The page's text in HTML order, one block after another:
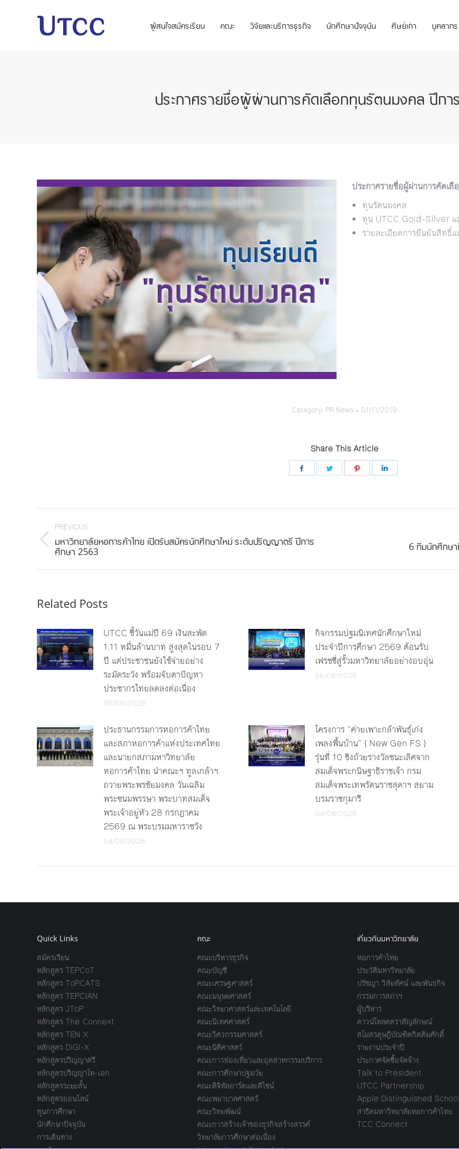
ผู้สนใจสมัครเรียน คณะ วิจัยและบริการธุรกิจ นักศึกษาปัจจุบัน ศิษย์เก่า บุคลากร
ประกาศรายชื่อผู้ผ่านการคัดเลือกทุนรัตนมงคล ปีก
ประกาศรายชื่อผู้ผ่านการคัดเ
ทุนรัตนมงคล
ทุน UTCC Gold-Silver
รายละเอียดการยืนยันสิทธิ์
Category: PR News 01/11/2019
Share This Article
Share
Share
Share
navigation
PREVIOUS
Previous
post:
มหาวิทยาลัยหอการค้าไทย เปิดรับสมัครนักศึกษาใหม่ ระดับปริญญาตรี ปีการ
ศึกษา 2563
6 ทีมนักศึกษ
Related Posts
UTCC ชี้วันแม่ปี 69 เงินสะพัด
1.11 หมื่นล้านบาท สูงสุดในรอบ 7
ปี แต่ประชาชนยังใช้จ่ายอย่าง
ระมัดระวัง พร้อมจับตาปัญหา
ประชากรไทยลดลงต่อเนื่อง
06/08/2026
กิจกรรมปฐมนิเทศนักศึกษาใหม่
ประจำปีการศึกษา 2569 ต้อนรับ
เฟรชชี่สู่รั้วมหาวิทยาลัยอย่างอบอุ่น
06/08/2026
ประธานกรรมการหอการค้าไทย
และสภาหอการค้าแห่งประเทศไทย
และนายกสภามหาวิทยาลัย
หอการค้าไทย นำคณะฯ ทูลเกล้าฯ
ถวายพระพรชัยมงคล วันเฉลิม
พระชนมพรรษา พระบาทสมเด็จ
พระเจ้าอยู่หัว 28 กรกฎาคม
2569 ณ พระบรมมหาราชวัง
04/08/2026
โครงการ “ค่ายเพาะกล้าพันธุ์เก่ง
เพลงพื้นบ้าน” ( New Gen FS )
รุ่นที่ 10 ชิงถ้วยรางวัลชนะเลิศจาก
สมเด็จพระกนิษฐาธิราชเจ้า กรม
สมเด็จพระเทพรัตนราชสุดาฯ สยาม
บรมราชกุมารี
04/08/2026
Quick Links
สมัครเรียน
หลักสูตร TEPCoT
หลักสูตร ToPCATS
หลักสูตร TEPCIAN
หลักสูตร JToP
หลักสูตร The Connext
หลักสูตร TEN X
หลักสูตร DIGI-X
หลักสูตรปริญญาตรี
หลักสูตรปริญญาโท-เอก
หลักสูตรระยะสั้น
หลักสูตรออนไลน์
ทุนการศึกษา
นักศึกษาปัจจุบัน
การเดินทาง
คณะ
คณะบริหารธุรกิจ
คณะบัญชี
คณะเศรษฐศาสตร์
คณะมนุษยศาสตร์
คณะวิทยาศาสตร์และเทคโนโลยี
คณะนิเทศศาสตร์
คณะวิศวกรรมศาสตร์
คณะนิติศาสตร์
คณะการท่องเที่ยวและอุตสาหกรรมบริการ
คณะการศึกษาปฐมวัย
คณะดิจิทัลอาร์ตและดีไซน์
คณะพยาบาลศาสตร์
คณะวิทยพัฒน์
คณะการสร้างเจ้าของธุรกิจสร้างสรรค์
วิทยาลัยการศึกษาต่อเนื่อง
เกี่ยวกับมหาวิทยาลัย
หอการค้าไทย
ประวัติมหาวิทยาลัย
ปรัชญา วิสัยทัศน์ และพันธกิจ
กรรมการสภาฯ
ผู้บริหาร
ดาวน์โหลดตราสัญลักษณ์
สโมสรดุษฎีบัณฑิตกิตติมศักดิ์
รายงานประจำปี
ประกาศจัดซื้อจัดจ้าง
Talk to President
UTCC Partnership
Apple Distinguished School
สาธิตมหาวิทยาลัยหอการค้าไทย
TCC Connect